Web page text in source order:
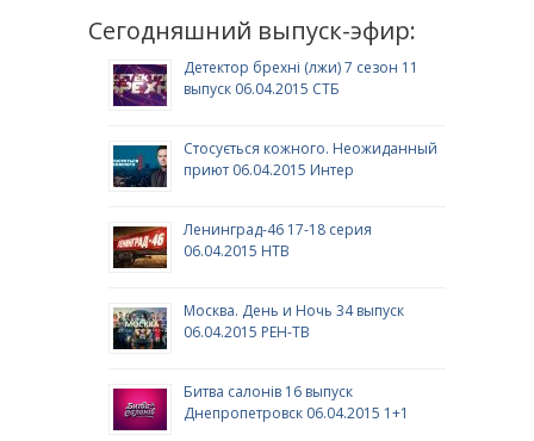
Сегодняшний выпуск-эфир:
Детектор брехні (лжи) 7 сезон 11
выпуск 06.04.2015 СТБ
Стосується кожного. Неожиданный
приют 06.04.2015 Интер
Ленинград-46 17-18 серия
06.04.2015 НТВ
Москва. День и Ночь 34 выпуск
06.04.2015 РЕН-ТВ
Битва салонів 16 выпуск
Днепропетровск 06.04.2015 1+1